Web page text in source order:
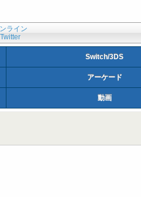
ライン
Switch/3DS
アーケード
動画